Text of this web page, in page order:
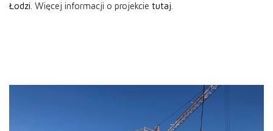
Łodzi . Więcej informacji o projekcie tutaj